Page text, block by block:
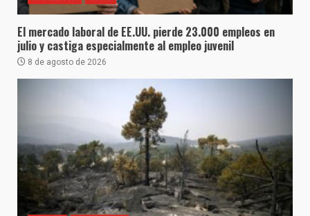
El mercado laboral de EE.UU. pierde 23.000 empleos en
julio y castiga especialmente al empleo juvenil
8 de agosto de 2026